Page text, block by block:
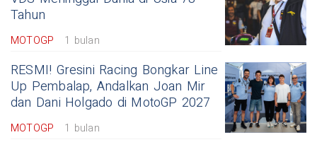
Tahun
MOTOGP 1 bulan
RESMI! Gresini Racing Bongkar Line
Up Pembalap, Andalkan Joan Mir
dan Dani Holgado di MotoGP 2027
MOTOGP 1 bulan